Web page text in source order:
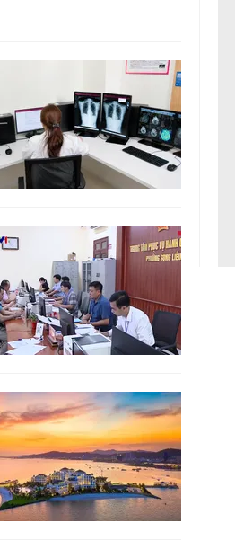
Hitech Công nghệ tương lai
Thị trường
Tư vấn